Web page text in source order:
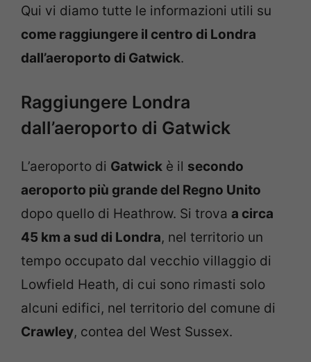
Qui vi diamo tutte le informazioni utili su
come raggiungere il centro di Londra
dall’aeroporto di Gatwick.
Raggiungere Londra
dall’aeroporto di Gatwick
L’aeroporto di Gatwick è il secondo
aeroporto più grande del Regno Unito
dopo quello di Heathrow. Si trova a circa
45 km a sud di Londra, nel territorio un
tempo occupato dal vecchio villaggio di
Lowfield Heath, di cui sono rimasti solo
alcuni edifici, nel territorio del comune di
Crawley, contea del West Sussex.